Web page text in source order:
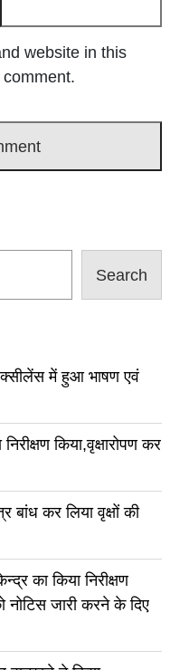
website in this
Search
में हुआ भाषण एवं
किया,वृक्षारोपण कर
बांध कर लिया वृक्षों की
का किया निरीक्षण
नोटिस जारी करने के दिए